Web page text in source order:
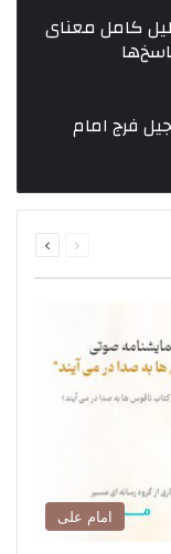
کامل معنای
فرج امام
صفحه
امام علی